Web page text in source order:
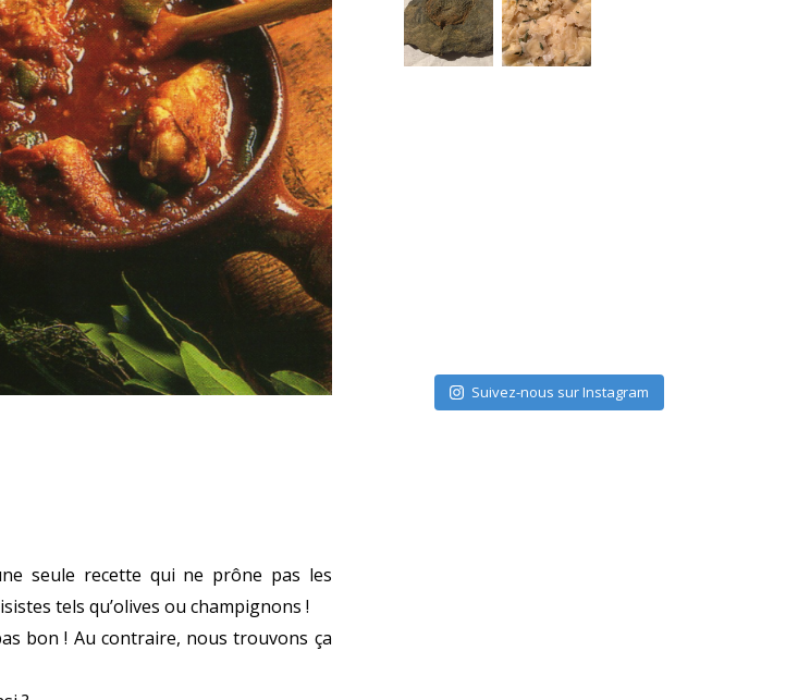
seule recette qui ne prône pas les
tels qu’olives ou champignons !
bon ! Au contraire, nous trouvons ça
Suivez-nous sur Instagram